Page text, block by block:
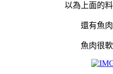
以為上面的
還有魚
魚肉很